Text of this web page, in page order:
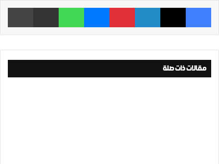
فيسبوك ‫X لينكدإن بينتيريست ماسنجر واتساب مشاركة عبر البريد
مقالات ذات صلة